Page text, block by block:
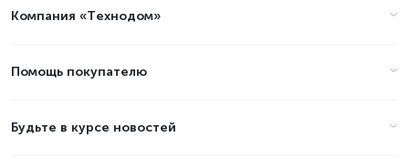
Компания «Технодом»
Помощь покупателю
Будьте в курсе новостей